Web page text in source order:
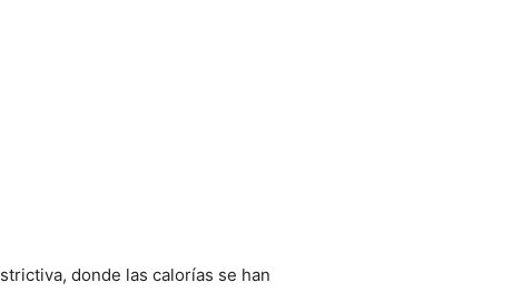
donde las calorías se han